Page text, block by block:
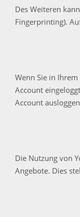
Des Weiteren
Fingerprinting).
Wenn Sie in Ihrem
Account
Account
Die Nutzung von
Angebote. Dies